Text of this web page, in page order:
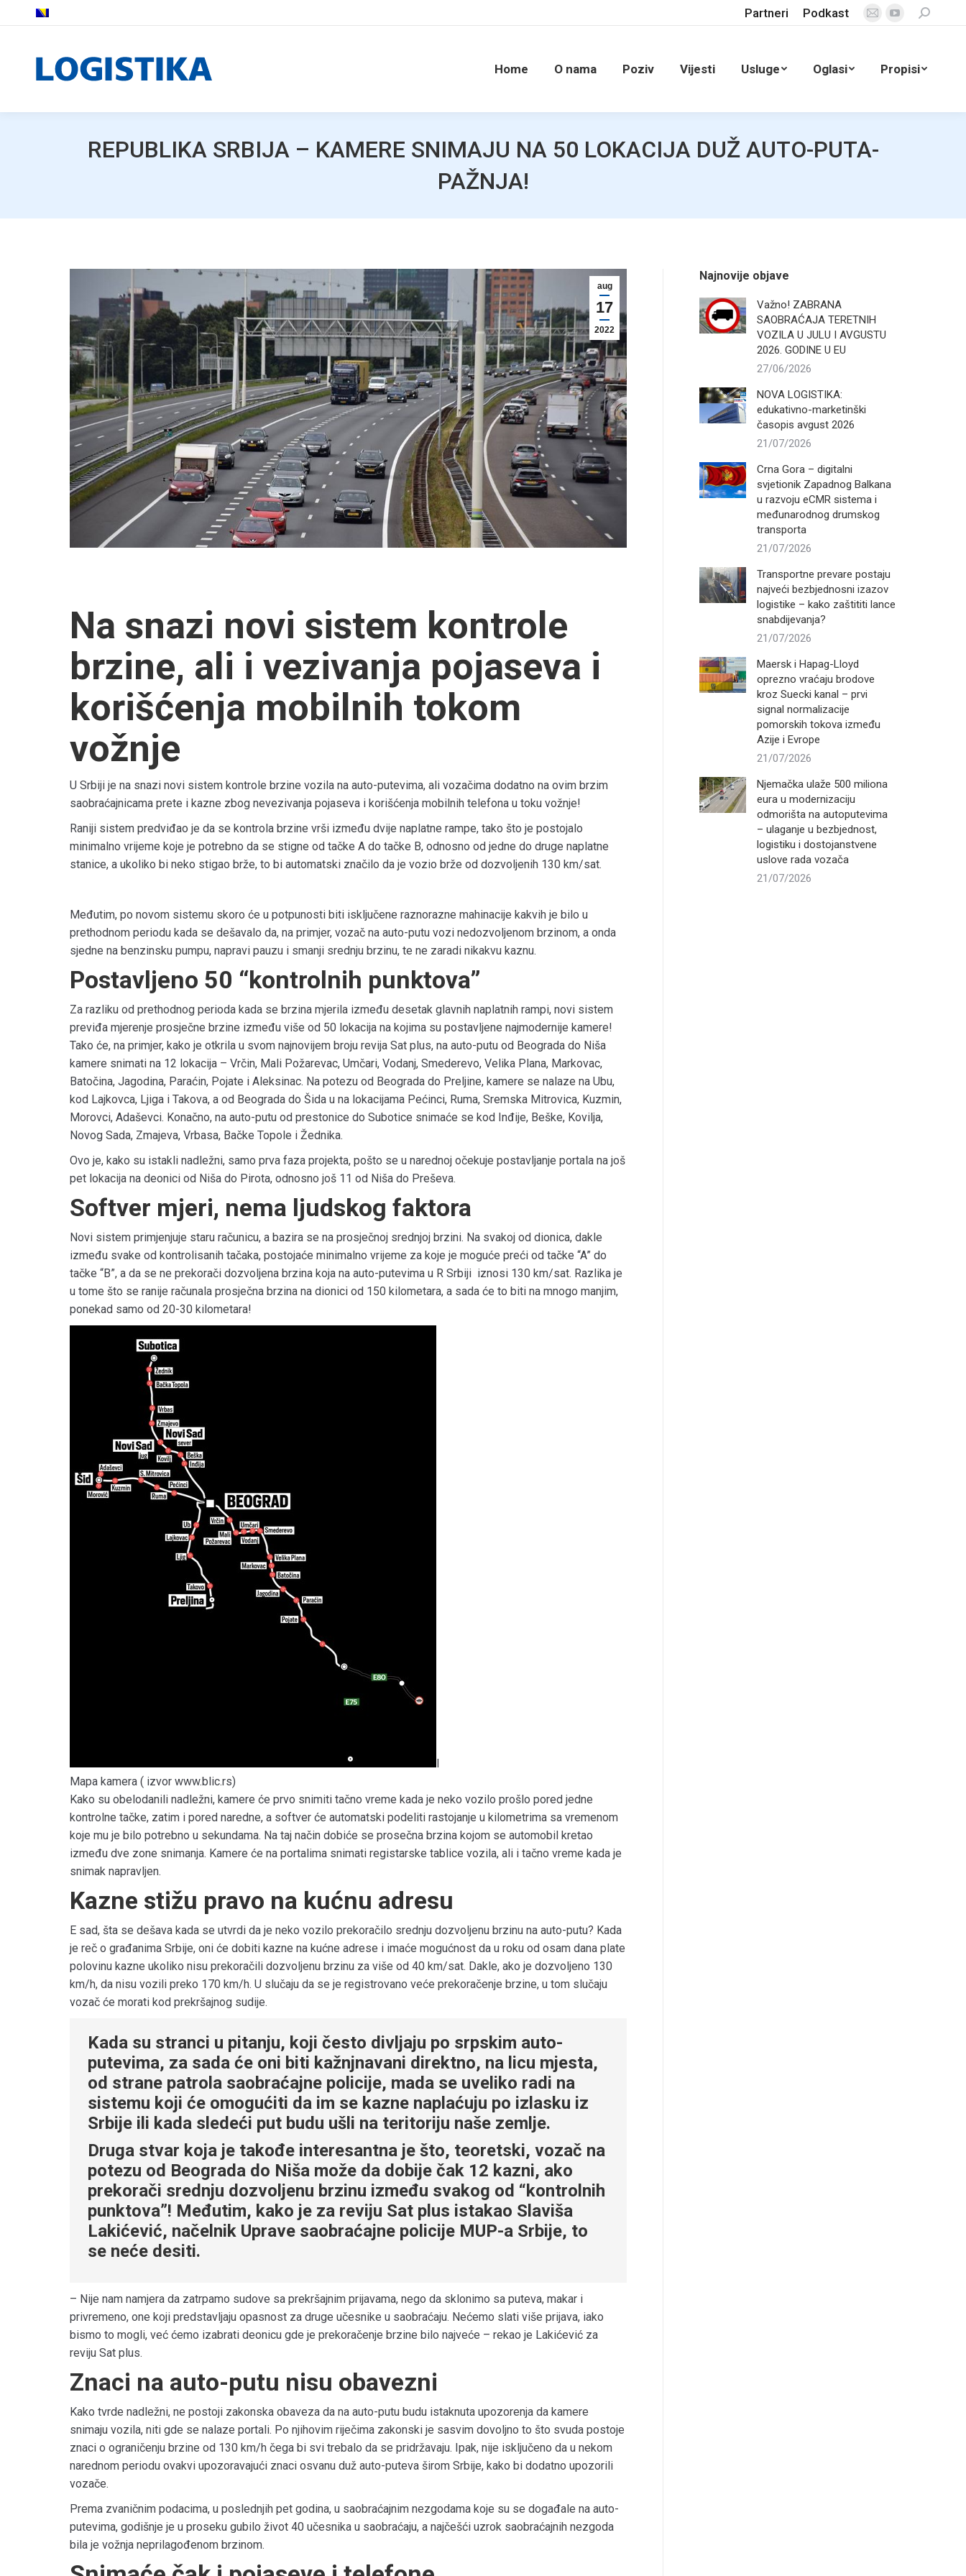
Partneri Podkast
Mail
window
YouTube
in
window
Search:
Home O nama Poziv Vijesti Usluge Oglasi Propisi
REPUBLIKA SRBIJA – KAMERE SNIMAJU NA 50 LOKACIJA DUŽ AUTO-PUTA-
PAŽNJA!
aug
17
2022
Na snazi novi sistem kontrole
brzine, ali i vezivanja pojaseva i
korišćenja mobilnih tokom
vožnje
U Srbiji je na snazi novi sistem kontrole brzine vozila na auto-putevima, ali vozačima dodatno na ovim brzim
saobraćajnicama prete i kazne zbog nevezivanja pojaseva i korišćenja mobilnih telefona u toku vožnje!
Raniji sistem predviđao je da se kontrola brzine vrši između dvije naplatne rampe, tako što je postojalo
minimalno vrijeme koje je potrebno da se stigne od tačke A do tačke B, odnosno od jedne do druge naplatne
stanice, a ukoliko bi neko stigao brže, to bi automatski značilo da je vozio brže od dozvoljenih 130 km/sat.
Međutim, po novom sistemu skoro će u potpunosti biti isključene raznorazne mahinacije kakvih je bilo u
prethodnom periodu kada se dešavalo da, na primjer, vozač na auto-putu vozi nedozvoljenom brzinom, a onda
sjedne na benzinsku pumpu, napravi pauzu i smanji srednju brzinu, te ne zaradi nikakvu kaznu.
Postavljeno 50 “kontrolnih punktova”
Za razliku od prethodnog perioda kada se brzina mjerila između desetak glavnih naplatnih rampi, novi sistem
previđa mjerenje prosječne brzine između više od 50 lokacija na kojima su postavljene najmodernije kamere!
Tako će, na primjer, kako je otkrila u svom najnovijem broju revija Sat plus, na auto-putu od Beograda do Niša
kamere snimati na 12 lokacija – Vrčin, Mali Požarevac, Umčari, Vodanj, Smederevo, Velika Plana, Markovac,
Batočina, Jagodina, Paraćin, Pojate i Aleksinac. Na potezu od Beograda do Preljine, kamere se nalaze na Ubu,
kod Lajkovca, Ljiga i Takova, a od Beograda do Šida u na lokacijama Pećinci, Ruma, Sremska Mitrovica, Kuzmin,
Morovci, Adaševci. Konačno, na auto-putu od prestonice do Subotice snimaće se kod Inđije, Beške, Kovilja,
Novog Sada, Zmajeva, Vrbasa, Bačke Topole i Žednika.
Ovo je, kako su istakli nadležni, samo prva faza projekta, pošto se u narednoj očekuje postavljanje portala na još
pet lokacija na deonici od Niša do Pirota, odnosno još 11 od Niša do Preševa.
Softver mjeri, nema ljudskog faktora
Novi sistem primjenjuje staru računicu, a bazira se na prosječnoj srednjoj brzini. Na svakoj od dionica, dakle
između svake od kontrolisanih tačaka, postojaće minimalno vrijeme za koje je moguće preći od tačke “A” do
tačke “B”, a da se ne prekorači dozvoljena brzina koja na auto-putevima u R Srbiji iznosi 130 km/sat. Razlika je
u tome što se ranije računala prosječna brzina na dionici od 150 kilometara, a sada će to biti na mnogo manjim,
ponekad samo od 20-30 kilometara!
I
Mapa kamera ( izvor www.blic.rs)
Kako su obelodanili nadležni, kamere će prvo snimiti tačno vreme kada je neko vozilo prošlo pored jedne
kontrolne tačke, zatim i pored naredne, a softver će automatski podeliti rastojanje u kilometrima sa vremenom
koje mu je bilo potrebno u sekundama. Na taj način dobiće se prosečna brzina kojom se automobil kretao
između dve zone snimanja. Kamere će na portalima snimati registarske tablice vozila, ali i tačno vreme kada je
snimak napravljen.
Kazne stižu pravo na kućnu adresu
E sad, šta se dešava kada se utvrdi da je neko vozilo prekoračilo srednju dozvoljenu brzinu na auto-putu? Kada
je reč o građanima Srbije, oni će dobiti kazne na kućne adrese i imaće mogućnost da u roku od osam dana plate
polovinu kazne ukoliko nisu prekoračili dozvoljenu brzinu za više od 40 km/sat. Dakle, ako je dozvoljeno 130
km/h, da nisu vozili preko 170 km/h. U slučaju da se je registrovano veće prekoračenje brzine, u tom slučaju
vozač će morati kod prekršajnog sudije.
Kada su stranci u pitanju, koji često divljaju po srpskim auto-
putevima, za sada će oni biti kažnjnavani direktno, na licu mjesta,
od strane patrola saobraćajne policije, mada se uveliko radi na
sistemu koji će omogućiti da im se kazne naplaćuju po izlasku iz
Srbije ili kada sledeći put budu ušli na teritoriju naše zemlje.
Druga stvar koja je takođe interesantna je što, teoretski, vozač na
potezu od Beograda do Niša može da dobije čak 12 kazni, ako
prekorači srednju dozvoljenu brzinu između svakog od “kontrolnih
punktova”! Međutim, kako je za reviju Sat plus istakao Slaviša
Lakićević, načelnik Uprave saobraćajne policije MUP-a Srbije, to
se neće desiti.
– Nije nam namjera da zatrpamo sudove sa prekršajnim prijavama, nego da sklonimo sa puteva, makar i
privremeno, one koji predstavljaju opasnost za druge učesnike u saobraćaju. Nećemo slati više prijava, iako
bismo to mogli, već ćemo izabrati deonicu gde je prekoračenje brzine bilo najveće – rekao je Lakićević za
reviju Sat plus.
Znaci na auto-putu nisu obavezni
Kako tvrde nadležni, ne postoji zakonska obaveza da na auto-putu budu istaknuta upozorenja da kamere
snimaju vozila, niti gde se nalaze portali. Po njihovim riječima zakonski je sasvim dovoljno to što svuda postoje
znaci o ograničenju brzine od 130 km/h čega bi svi trebalo da se pridržavaju. Ipak, nije isključeno da u nekom
narednom periodu ovakvi upozoravajući znaci osvanu duž auto-puteva širom Srbije, kako bi dodatno upozorili
vozače.
Prema zvaničnim podacima, u poslednjih pet godina, u saobraćajnim nezgodama koje su se događale na auto-
putevima, godišnje je u proseku gubilo život 40 učesnika u saobraćaju, a najčešći uzrok saobraćajnih nezgoda
bila je vožnja neprilagođenom brzinom.
Najnovije objave
Važno! ZABRANA
SAOBRAĆAJA TERETNIH
VOZILA U JULU I AVGUSTU
2026. GODINE U EU
27/06/2026
NOVA LOGISTIKA:
edukativno-marketinški
časopis avgust 2026
21/07/2026
Crna Gora – digitalni
svjetionik Zapadnog Balkana
u razvoju eCMR sistema i
međunarodnog drumskog
transporta
21/07/2026
Transportne prevare postaju
najveći bezbjednosni izazov
logistike – kako zaštititi lance
snabdijevanja?
21/07/2026
Maersk i Hapag-Lloyd
oprezno vraćaju brodove
kroz Suecki kanal – prvi
signal normalizacije
pomorskih tokova između
Azije i Evrope
21/07/2026
Njemačka ulaže 500 miliona
eura u modernizaciju
odmorišta na autoputevima
– ulaganje u bezbjednost,
logistiku i dostojanstvene
uslove rada vozača
21/07/2026